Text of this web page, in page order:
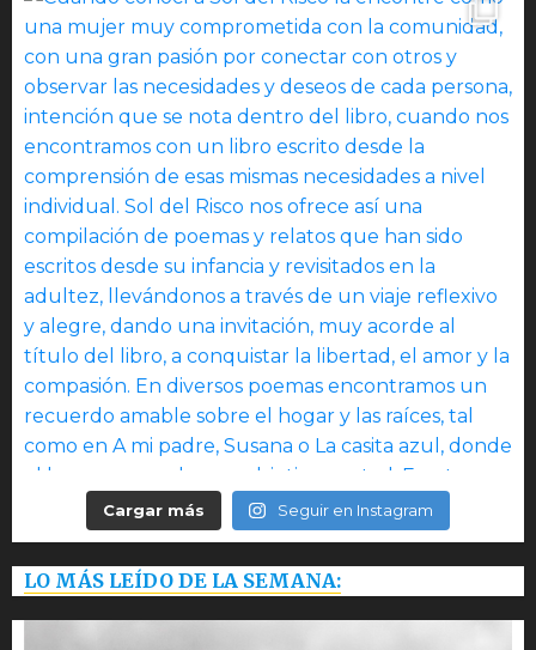
Cargar más Seguir en Instagram
LO MÁS LEÍDO DE LA SEMANA: